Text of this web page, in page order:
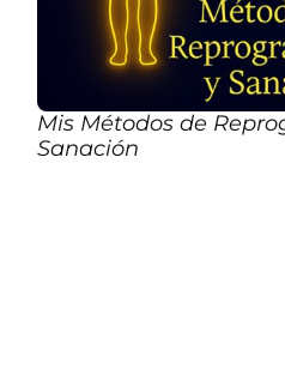
Mis Métodos de
Sanación